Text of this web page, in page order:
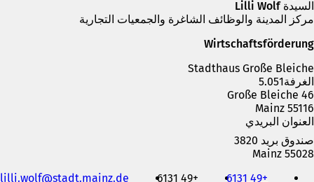
السيدة Lilli Wolf
مركز المدينة والوظائف الشاغرة والجمعيات التجارية
Wirtschaftsförderung
Stadthaus Große Bleiche
الغرفة5.051
Große Bleiche 46
55116 Mainz
العنوان البريدي
صندوق بريد 3820
55028 Mainz
+49 6131
+49 6131
lilli.wolf stadt.mainz de